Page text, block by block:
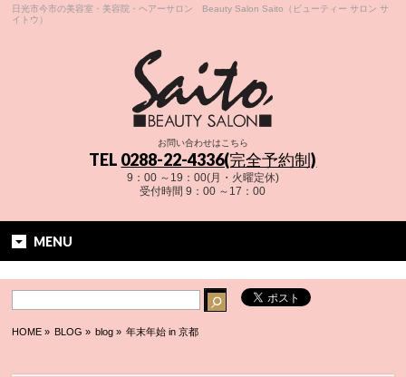
日光市今市の美容室・美容院・ヘアーサロン Beauty Salon Saito（ビューティー サロン サ
イトウ）
お問い合わせはこちら
TEL 0288-22-4336(完全予約制)
9：00 ～19：00(月・火曜定休)
受付時間 9：00 ～17：00
MENU
HOME » BLOG » blog » 年末年始 in 京都